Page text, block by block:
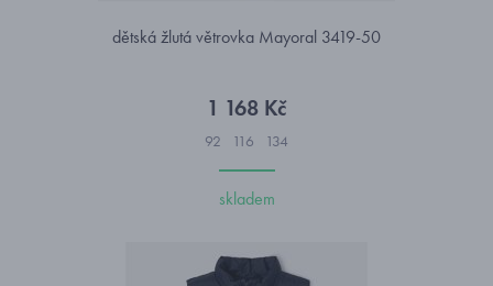
dětská žlutá větrovka Mayoral 3419-50
1 168 Kč
92 116 134
skladem